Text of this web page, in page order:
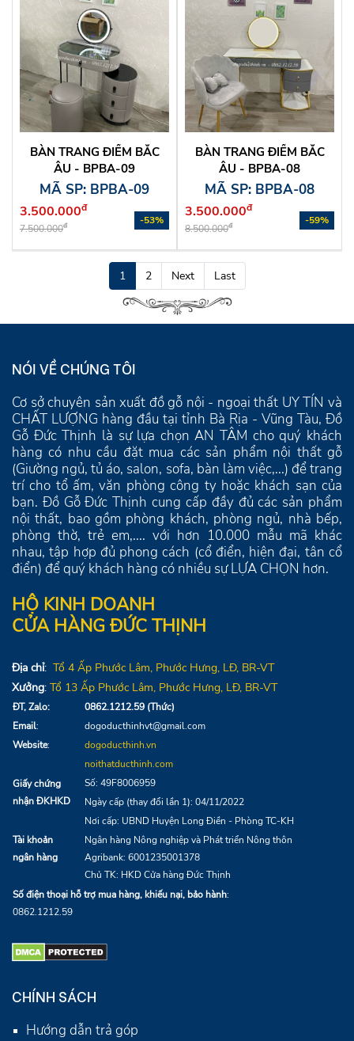
BÀN TRANG ĐIỂM BẮC
ÂU - BPBA-09
MÃ SP: BPBA-09
3.500.000đ
7.500.000đ -53%
BÀN TRANG ĐIỂM BẮC
ÂU - BPBA-08
MÃ SP: BPBA-08
3.500.000đ
8.500.000đ -59%
1 2 Next Last
NÓI VỀ CHÚNG TÔI
Cơ sở chuyên sản xuất đồ gỗ nội - ngoại thất UY TÍN và
CHẤT LƯỢNG hàng đầu tại tỉnh Bà Rịa - Vũng Tàu, Đồ
Gỗ Đức Thịnh là sự lựa chọn AN TÂM cho quý khách
hàng có nhu cầu đặt mua các sản phẩm nội thất gỗ
(Giường ngủ, tủ áo, salon, sofa, bàn làm việc,...) để trang
trí cho tổ ấm, văn phòng công ty hoặc khách sạn của
bạn. Đồ Gỗ Đức Thịnh cung cấp đầy đủ các sản phẩm
nội thất, bao gồm phòng khách, phòng ngủ, nhà bếp,
phòng thờ, trẻ em,.... với hơn 10.000 mẫu mã khác
nhau, tập hợp đủ phong cách (cổ điển, hiện đại, tân cổ
điển) để quý khách hàng có nhiều sự LỰA CHỌN hơn.
HỘ KINH DOANH
CỬA HÀNG ĐỨC THỊNH
Địa chỉ: Tổ 4 Ấp Phước Lâm, Phước Hưng, LĐ, BR-VT
Xưởng: Tổ 13 Ấp Phước Lâm, Phước Hưng, LĐ, BR-VT
ĐT, Zalo:
0862.1212.59 (Thức)
Email:
dogoducthinhvt@gmail.com
Website:
dogoducthinh.vn
noithatducthinh.com
Giấy chứng
nhận ĐKHKD
Số: 49F8006959
Ngày cấp (thay đổi lần 1): 04/11/2022
Nơi cấp: UBND Huyện Long Điền - Phòng TC-KH
Tài khoản
ngân hàng
Ngân hàng Nông nghiệp và Phát triển Nông thôn
Agribank: 6001235001378
Chủ TK: HKD Cửa hàng Đức Thịnh
Số điện thoại hỗ trợ mua hàng, khiếu nại, bảo hành:
0862.1212.59
CHÍNH SÁCH
Hướng dẫn trả góp